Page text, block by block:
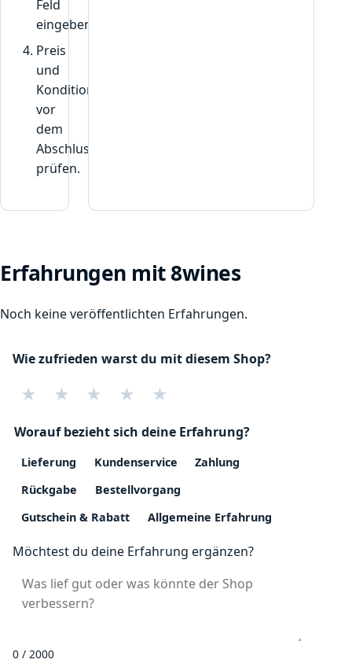
Feld
eingeben.
Preis
und
Konditionen
vor
dem
Abschluss
prüfen.
Erfahrungen mit 8wines
Noch keine veröffentlichten Erfahrungen.
Wie zufrieden warst du mit diesem Shop?
★ ★ ★ ★ ★
Worauf bezieht sich deine Erfahrung?
Lieferung Kundenservice
Zahlung
Rückgabe
Bestellvorgang
Gutschein & Rabatt
Allgemeine Erfahrung
Möchtest du deine Erfahrung ergänzen?
0 / 2000